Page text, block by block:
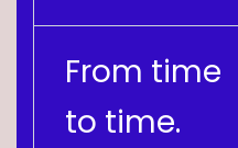
From time
to time.